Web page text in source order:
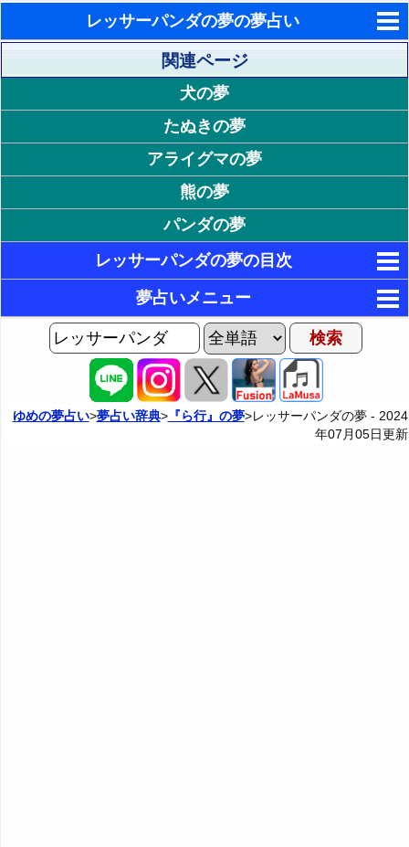
レッサーパンダの夢の夢占い
東洋・西洋占星術
ホラリー占星術
手相占いで未来診断
タロットカードで無料占い
命名の姓名判断
飛星派風水で住宅開運
男と女の心理学と心理テスト
関連ページ
犬の夢
たぬきの夢
アライグマの夢
熊の夢
パンダの夢
レッサーパンダの夢の目次
1. レッサーパンダの色が印象的な夢
2. 白いレッサーパンダの夢 - 清楚・純粋・誠実
3. 黒いレッサーパンダの夢 - 喪失・孤独・苦悩
4. 赤いレッサーパンダの夢 - 生命力・興奮・欲望
5. 金色のレッサーパンダの夢 - 高級・存在感・自信
17. レッサーパンダの状態が印象的な夢
18. 大きなレッサーパンダの夢 - 長所や欠点の強調
19. 貧弱なレッサーパンダの夢 - 運気の低迷
20. 怪我したレッサーパンダの夢・病気のレッサーパン
2P: 感情やレッサーパンダの状況の夢
3P: レッサーパンダの行動の夢
夢占いメニュー
AIゆめの夢占いチャット
夢占い掲示板
ゆめの夢占い>夢占い辞典>『ら行』の夢>レッサーパンダの夢 - 2024
年07月05日更新